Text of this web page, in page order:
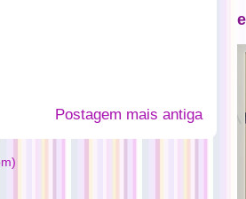
Postagem mais antiga